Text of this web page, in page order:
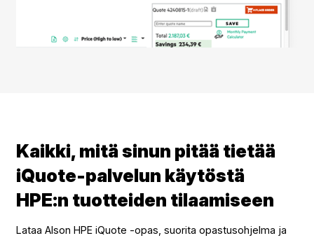
Kaikki, mitä sinun pitää tietää
iQuote-palvelun käytöstä
HPE:n tuotteiden tilaamiseen
Lataa Alson HPE iQuote -opas, suorita opastusohjelma ja